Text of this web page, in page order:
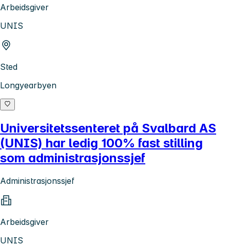
Arbeidsgiver
UNIS
Sted
Longyearbyen
Universitetssenteret på Svalbard AS
(UNIS) har ledig 100% fast stilling
som administrasjonssjef
Administrasjonssjef
Arbeidsgiver
UNIS